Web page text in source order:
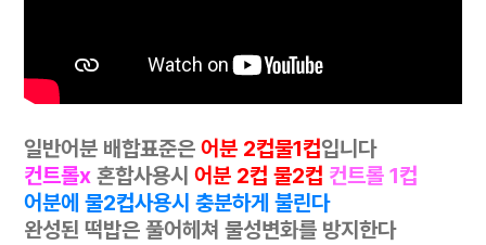
일반어분 배합표준은 어분 2컵물1컵입니다
컨트롤x혼합사용시어분 2컵 물2컵 컨트롤 1컵
어분에 물2컵사용시 충분하게 불린다
완성된 떡밥은 풀어헤쳐 물성변화를 방지한다